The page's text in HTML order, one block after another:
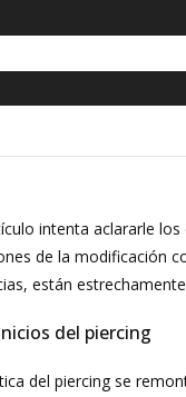
intenta aclararle
de la modificación
están
del piercing
del piercing se